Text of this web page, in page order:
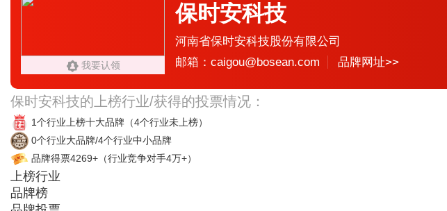
我要认领
保时安科技
河南省保时安科技股份有限公司
邮箱：caigou@bosean.com
品牌网址>>
保时安科技的上榜行业/获得的投票情况：
1个行业上榜十大品牌 （4个行业未上榜）
0个行业大品牌/4个行业中小品牌
品牌得票4269+ （行业竞争对手4万+）
上榜行业
品牌榜